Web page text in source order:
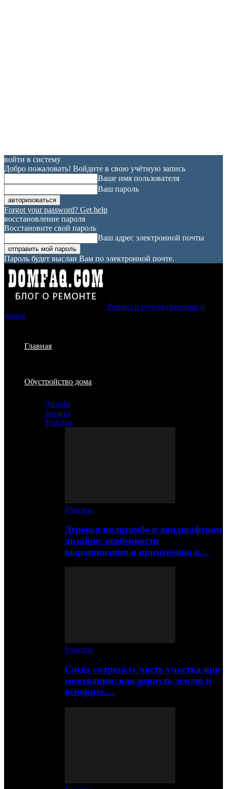
войти в систему
Добро пожаловать! Войдите в свою учётную запись
Ваше имя пользователя
Ваш пароль
Forgot your password? Get help
восстановление пароля
Восстановите свой пароль
Ваш адрес электронной почты
Пароль будет выслан Вам по электронной почте.
Ремонт и отделка квартир и
домов
Главная
Обустройство дома
Дизайн
Защита
Участок
Участок
Деревья на штамбе в ландшафтном
дизайне: особенности
выращивания и применения в…
Участок
Сосед «отрезал» часть участка при
межевании: как вернуть землю и
оспорить…